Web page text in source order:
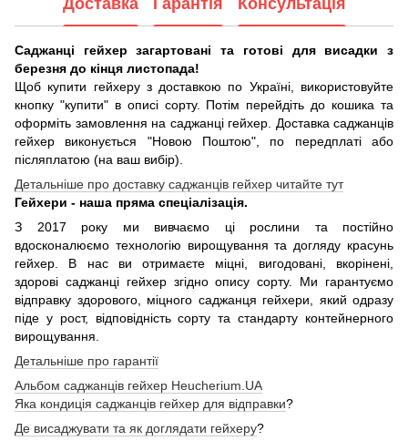
Доставка Гарантія Консультація
Саджанці гейхер загартовані та готові для висадки з
березня до кінця листопада!
Щоб купити гейхеру з доставкою по Україні, використовуйте
кнопку "купити" в описі сорту. Потім перейдіть до кошика та
оформіть замовлення на саджанці гейхер. Доставка саджанців
гейхер виконується "Новою Поштою", по передплаті або
післяплатою (на ваш вибір).
Детальніше про доставку саджанців гейхер читайте тут
Гейхери - наша пряма спеціалізація.
З 2017 року ми вивчаємо ці рослини та постійно
вдосконалюємо технологію вирощування та догляду красунь
гейхер. В нас ви отримаєте міцні, вигодовані, вкорінені,
здорові саджанці гейхер згідно опису сорту. Ми гарантуємо
відправку здорового, міцного саджанця гейхери, який одразу
піде у рост, відповідність сорту та стандарту контейнерного
вирощування.
Детальніше про гарантії
Альбом саджанців гейхер Heucherium.UA
Яка кондиція саджанців гейхер для відправки?
Де висаджувати та як доглядати гейхеру?